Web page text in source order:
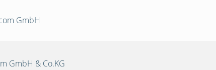
GmbH
GmbH & Co.KG